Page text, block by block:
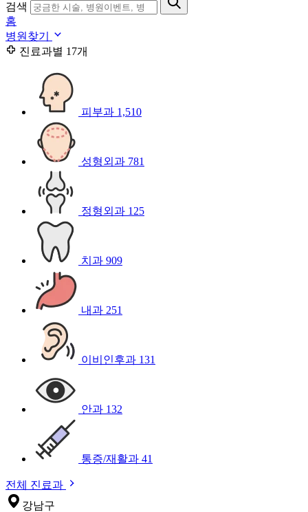
검색
홈
병원찾기
진료과별 17개
피부과 1,510
성형외과 781
정형외과 125
치과 909
내과 251
이비인후과 131
안과 132
통증/재활과 41
전체 진료과
강남구